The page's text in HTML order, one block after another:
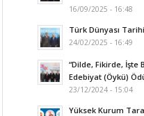
16/09/2025 - 16:48
Türk Dünyası
24/02/2025 - 16:49
“Dilde, Fikirde, İşte
Edebiyat (Öykü)
23/12/2024 - 15:04
Yüksek Kurum